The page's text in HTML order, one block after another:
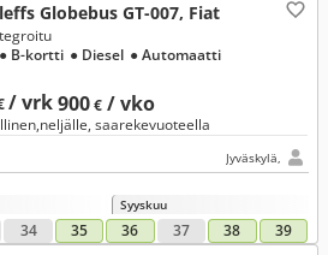
Globebus GT-007, Fiat
/ vrk900€ / vko
● B-kortti ● Diesel ● Automaatti
Dethleffs B-kortillinen,neljälle, saarekevuoteella
Jyväskylä,
Syyskuu
34 35 36 37 38 39